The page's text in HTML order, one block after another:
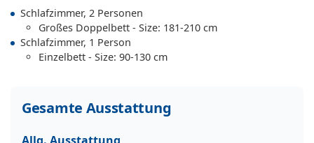
Schlafzimmer, 2 Personen
Großes Doppelbett - Size: 181-210 cm
Schlafzimmer, 1 Person
Einzelbett - Size: 90-130 cm
Gesamte Ausstattung